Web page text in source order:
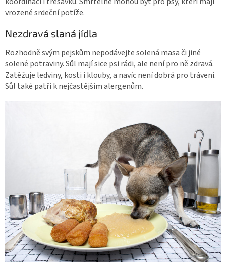
vrozené srdeční potíže.
Nezdravá slaná jídla
Rozhodně svým pejskům nepodávejte solená masa či jiné
solené potraviny. Sůl mají sice psi rádi, ale není pro ně zdravá.
Zatěžuje ledviny, kosti i klouby, a navíc není dobrá pro trávení.
Sůl také patří k nejčastějším alergenům.